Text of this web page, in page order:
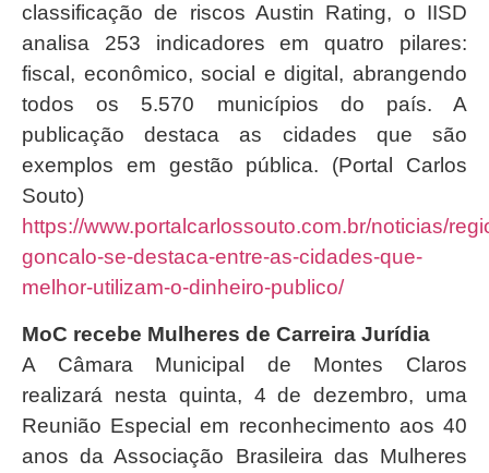
classificação de riscos Austin Rating, o IISD
analisa 253 indicadores em quatro pilares:
fiscal, econômico, social e digital, abrangendo
todos os 5.570 municípios do país. A
publicação destaca as cidades que são
exemplos em gestão pública. (Portal Carlos
Souto)
https://www.portalcarlossouto.com.br/noticias/
goncalo-se-destaca-entre-as-cidades-que-
melhor-utilizam-o-dinheiro-publico/
MoC recebe Mulheres de Carreira Jurídia
A Câmara Municipal de Montes Claros
realizará nesta quinta, 4 de dezembro, uma
Reunião Especial em reconhecimento aos 40
anos da Associação Brasileira das Mulheres